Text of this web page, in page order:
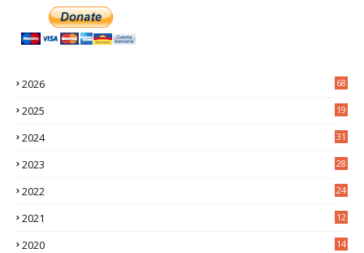
2026 68
2025
19
2024
31
2023
28
2022
24
2021
12
2020
14